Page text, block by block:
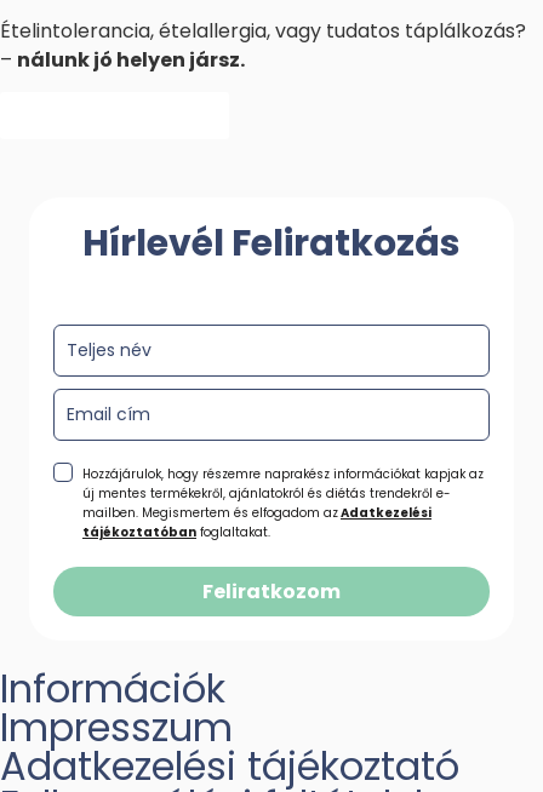
Ételintolerancia, ételallergia, vagy tudatos táplálkozás?
– nálunk jó helyen jársz.
Hírlevél Feliratkozás
Hozzájárulok, hogy részemre naprakész információkat kapjak az
új mentes termékekről, ajánlatokról és diétás trendekről e-
mailben. Megismertem és elfogadom azAdatkezelési
tájékoztatóban foglaltakat.
Feliratkozom
Információk
Impresszum
Adatkezelési tájékoztató